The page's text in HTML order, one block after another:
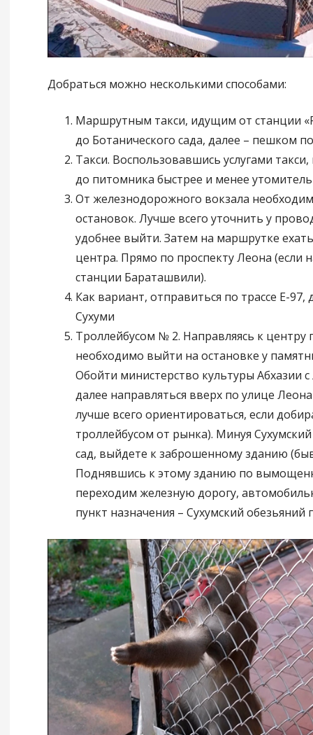
Добраться можно несколькими способами:
Маршрутным такси, идущим от станции
до Ботанического сада, далее – пешком
Такси. Воспользовавшись услугами
до питомника быстрее и менее
От железнодорожного вокзала
остановок. Лучше всего уточнить у
удобнее выйти. Затем на маршрутке
центра. Прямо по проспекту Леона (если
станции Бараташвили).
Как вариант, отправиться по трассе Е-97,
Сухуми
Троллейбусом № 2. Направляясь к центру
необходимо выйти на остановке у
Обойти министерство культуры Абхазии
далее направляться вверх по улице
лучше всего ориентироваться, если
троллейбусом от рынка). Минуя
сад, выйдете к заброшенному зданию
Поднявшись к этому зданию по
переходим железную дорогу,
пункт назначения – Сухумский обезьяний